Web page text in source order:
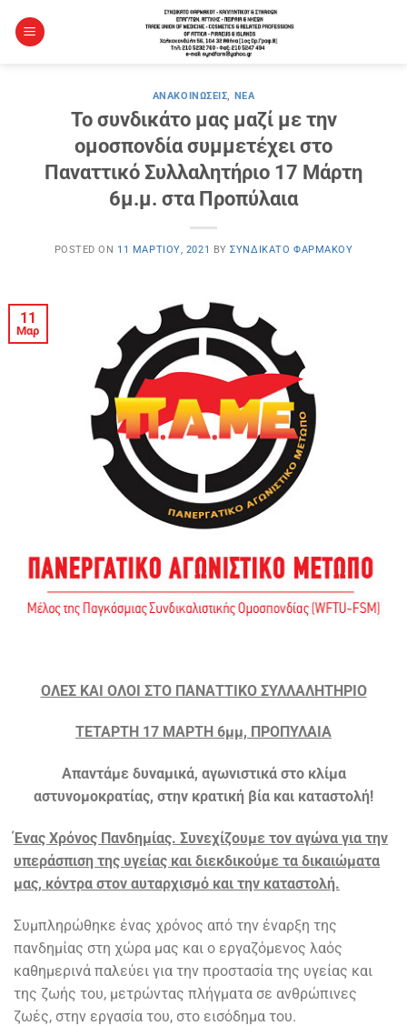
στο
ΑΝΑΚΟΙΝΏΣΕΙΣ, ΝΈΑ
To συνδικάτο μας μαζί με την
ομοσπονδία συμμετέχει στο
Παναττικό Συλλαλητήριο 17 Μάρτη
6μ.μ. στα Προπύλαια
POSTED ON 11 ΜΑΡΤΊΟΥ, 2021 BYΣΥΝΔΙΚΆΤΟ ΦΑΡΜΆΚΟΥ
11
Μαρ
ΟΛΕΣ ΚΑΙ ΟΛΟΙ ΣΤΟ ΠΑΝΑΤΤΙΚΟ ΣΥΛΛΑΛΗΤΗΡΙΟ
ΤΕΤΑΡΤΗ 17 ΜΑΡΤΗ 6μμ, ΠΡΟΠΥΛΑΙΑ
Απαντάμε δυναμικά, αγωνιστικά στο κλίμα
αστυνομοκρατίας, στην κρατική βία και καταστολή!
Ένας Χρόνος Πανδημίας. Συνεχίζουμε τον αγώνα για την
υπεράσπιση της υγείας και διεκδικούμε τα δικαιώματα
μας, κόντρα στον αυταρχισμό και την καταστολή.
Συμπληρώθηκε ένας χρόνος από την έναρξη της
πανδημίας στη χώρα μας και ο εργαζόμενος λαός
καθημερινά παλεύει για την προστασία της υγείας και
της ζωής του, μετρώντας πλήγματα σε ανθρώπινες
ζωές, στην εργασία του, στο εισόδημα του.